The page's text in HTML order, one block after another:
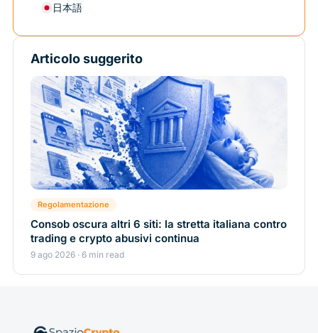
日本語
Articolo suggerito
Regolamentazione
Consob oscura altri 6 siti: la stretta italiana contro
trading e crypto abusivi continua
9 ago 2026 · 6 min read